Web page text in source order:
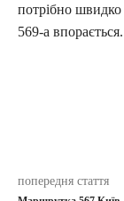
потрібно швидко
569-а впорається.
попередня стаття